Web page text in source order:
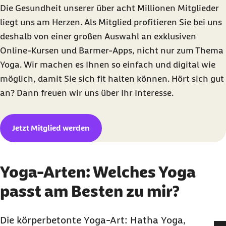
Die Gesundheit unserer über acht Millionen Mitglieder
liegt uns am Herzen. Als Mitglied profitieren Sie bei uns
deshalb von einer großen Auswahl an exklusiven
Online-Kursen und Barmer-Apps, nicht nur zum Thema
Yoga. Wir machen es Ihnen so einfach und digital wie
möglich, damit Sie sich fit halten können. Hört sich gut
an? Dann freuen wir uns über Ihr Interesse.
Jetzt Mitglied werden
Yoga-Arten: Welches Yoga
passt am Besten zu mir?
Die körperbetonte Yoga-Art: Hatha Yoga,